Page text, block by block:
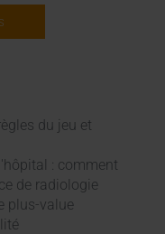
du jeu et
: comment
de radiologie
plus-value